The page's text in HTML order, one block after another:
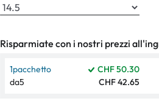
Risparmiate con i nostri prezzi
1pacchetto CHF 50.30
da5 CHF 42.65